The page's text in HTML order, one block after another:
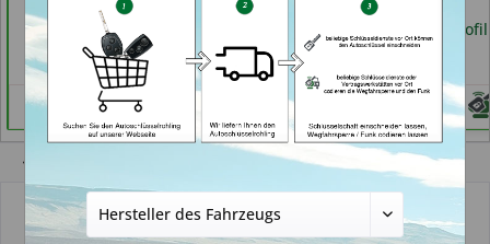
Händlerprofil Händlerprofil
Händlerprofil